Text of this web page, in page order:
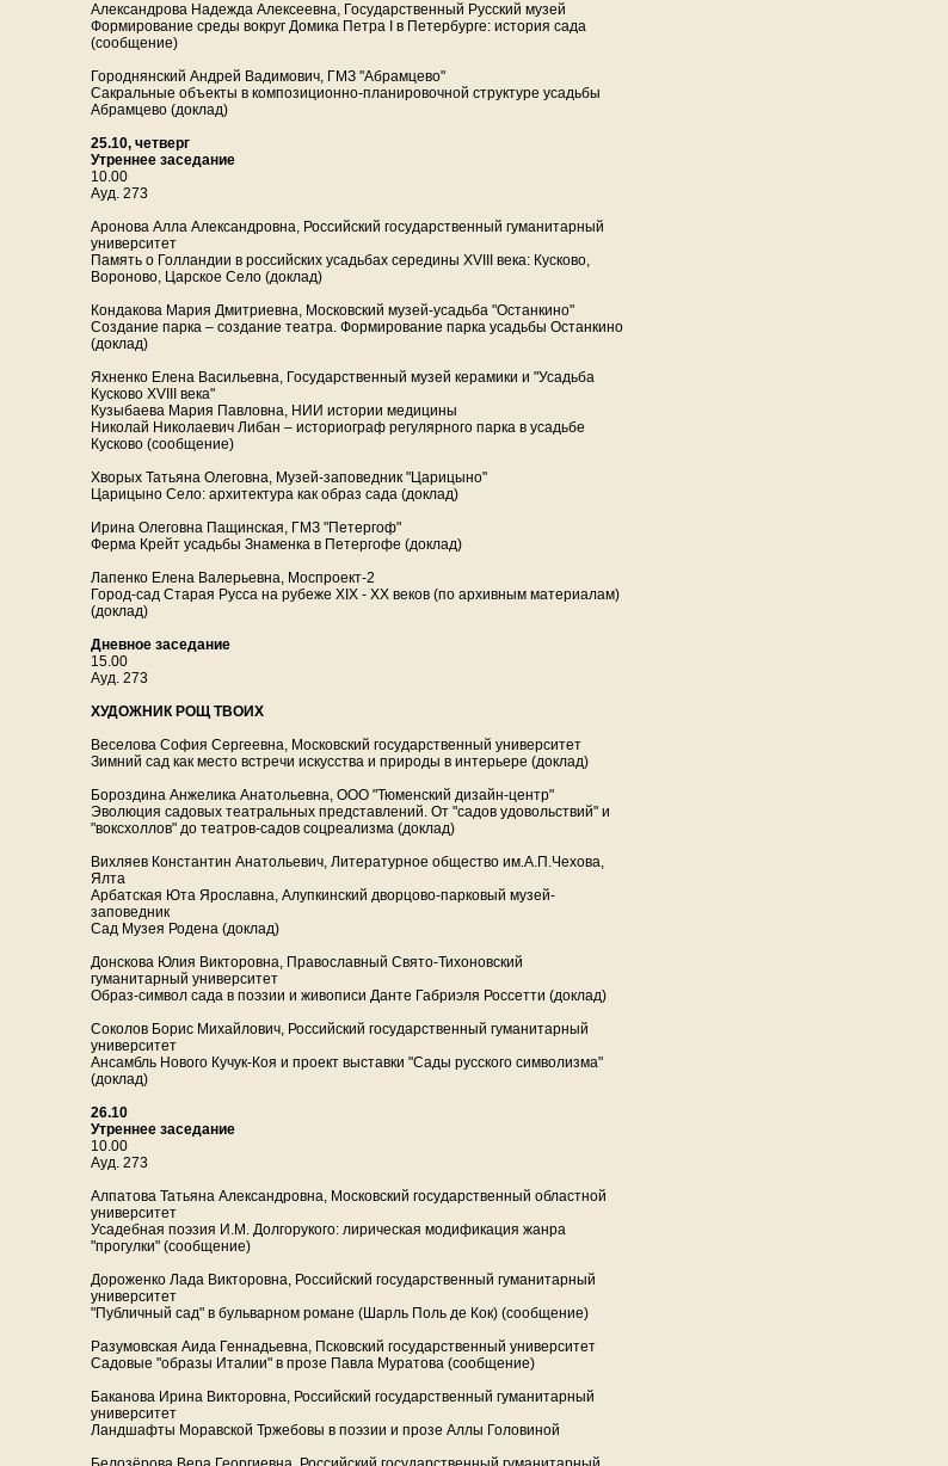
Александрова Надежда Алексеевна, Государственный Русский музей
Формирование среды вокруг Домика Петра I в Петербурге: история сада
(сообщение)
Городнянский Андрей Вадимович, ГМЗ "Абрамцево"
Сакральные объекты в композиционно-планировочной структуре усадьбы
Абрамцево (доклад)
25.10, четверг
Утреннее заседание
10.00
Ауд. 273
Аронова Алла Александровна, Российский государственный гуманитарный
университет
Память о Голландии в российских усадьбах середины XVIII века: Кусково,
Вороново, Царское Село (доклад)
Кондакова Мария Дмитриевна, Московский музей-усадьба "Останкино"
Создание парка – создание театра. Формирование парка усадьбы Останкино
(доклад)
Яхненко Елена Васильевна, Государственный музей керамики и "Усадьба
Кусково XVIII века"
Кузыбаева Мария Павловна, НИИ истории медицины
Николай Николаевич Либан – историограф регулярного парка в усадьбе
Кусково (сообщение)
Хворых Татьяна Олеговна, Музей-заповедник "Царицыно"
Царицыно Село: архитектура как образ сада (доклад)
Ирина Олеговна Пащинская, ГМЗ "Петергоф"
Ферма Крейт усадьбы Знаменка в Петергофе (доклад)
Лапенко Елена Валерьевна, Моспроект-2
Город-сад Старая Русса на рубеже XIX - ХХ веков (по архивным материалам)
(доклад)
Дневное заседание
15.00
Ауд. 273
ХУДОЖНИК РОЩ ТВОИХ
Веселова София Сергеевна, Московский государственный университет
Зимний сад как место встречи искусства и природы в интерьере (доклад)
Бороздина Анжелика Анатольевна, ООО "Тюменский дизайн-центр"
Эволюция садовых театральных представлений. От "садов удовольствий" и
"воксхоллов" до театров-садов соцреализма (доклад)
Вихляев Константин Анатольевич, Литературное общество им.А.П.Чехова,
Ялта
Арбатская Юта Ярославна, Алупкинский дворцово-парковый музей-
заповедник
Сад Музея Родена (доклад)
Донскова Юлия Викторовна, Православный Свято-Тихоновский
гуманитарный университет
Образ-символ сада в поэзии и живописи Данте Габриэля Россетти (доклад)
Соколов Борис Михайлович, Российский государственный гуманитарный
университет
Ансамбль Нового Кучук-Коя и проект выставки "Сады русского символизма"
(доклад)
26.10
Утреннее заседание
10.00
Ауд. 273
Алпатова Татьяна Александровна, Московский государственный областной
университет
Усадебная поэзия И.М. Долгорукого: лирическая модификация жанра
"прогулки" (сообщение)
Дороженко Лада Викторовна, Российский государственный гуманитарный
университет
"Публичный сад" в бульварном романе (Шарль Поль де Кок) (сообщение)
Разумовская Аида Геннадьевна, Псковский государственный университет
Садовые "образы Италии" в прозе Павла Муратова (сообщение)
Баканова Ирина Викторовна, Российский государственный гуманитарный
университет
Ландшафты Моравской Тржебовы в поэзии и прозе Аллы Головиной